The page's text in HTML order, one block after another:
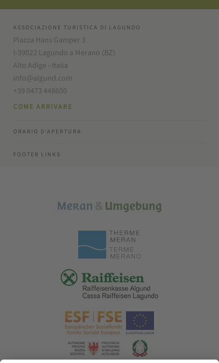
ASSOCIAZIONE TURISTICA DI LAGUNDO
Piazza Hans Gamper 3
I-39022 Lagundo a Merano (BZ)
Alto Adige - Italia
info@algund.com
+39 0473 448600
COME ARRIVARE
ORARIO D'APERTURA
FOOTER LINKS